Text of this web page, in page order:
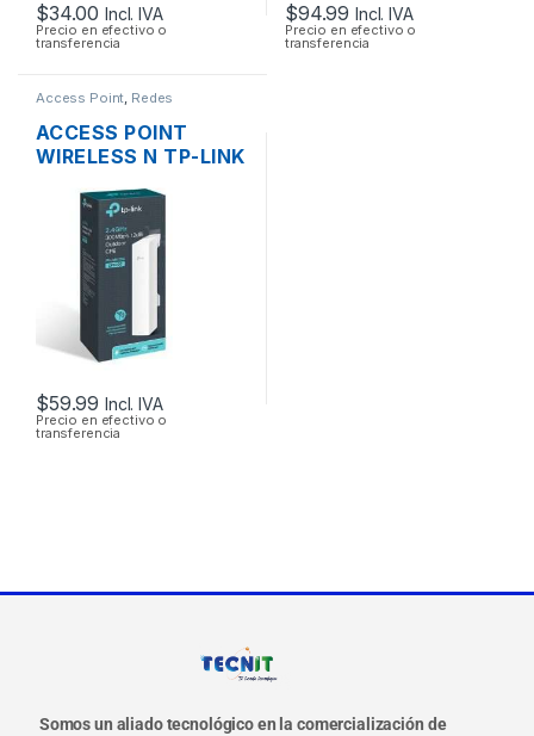
$34.00 Incl. IVA
Precio en efectivo o
transferencia
$94.99 Incl. IVA
Precio en efectivo o
transferencia
Access Point, Redes
ACCESS POINT
WIRELESS N TP-LINK
12DBI 1000MW
300MBPS + POE
OUTDOOR
$59.99 Incl. IVA
Precio en efectivo o
transferencia
Somos un aliado tecnológico en la comercialización de